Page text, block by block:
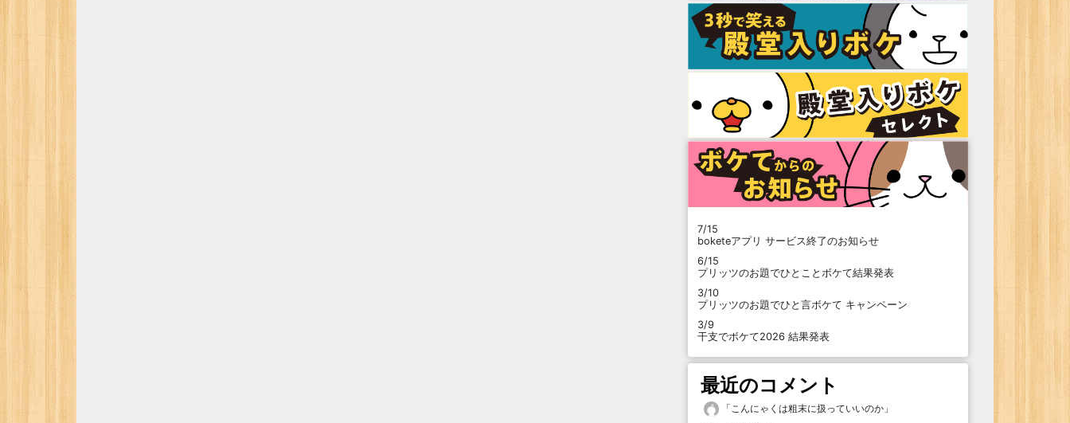
7/15
boketeアプリ サービス終了のお知らせ
6/15
プリッツのお題でひとことボケて結果発表
3/10
プリッツのお題でひと言ボケて キャンペーン
3/9
干支でボケて2026 結果発表
最近のコメント
「こんにゃくは粗末に扱っていいのか 」